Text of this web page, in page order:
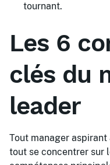
tournant.
Les 6
clés du
leader
Tout manager
tout se concentrer sur